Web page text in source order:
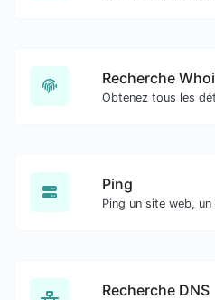
Recherche
Ping
Recherche DNS